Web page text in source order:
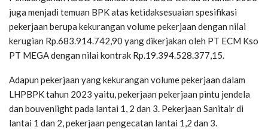
juga menjadi temuan BPK atas ketidaksesuaian spesifikasi
pekerjaan berupa kekurangan volume pekerjaan dengan nilai
kerugian Rp.683.914.742,90 yang dikerjakan oleh PT ECM Kso
PT MEGA dengan nilai kontrak Rp.19.394.528.377,15.
Adapun pekerjaan yang kekurangan volume pekerjaan dalam
LHPBPK tahun 2023 yaitu, pekerjaan pekerjaan pintu jendela
dan bouvenlight pada lantai 1, 2 dan 3. Pekerjaan Sanitair di
lantai 1 dan 2, pekerjaan pengecatan lantai 1,2 dan 3.